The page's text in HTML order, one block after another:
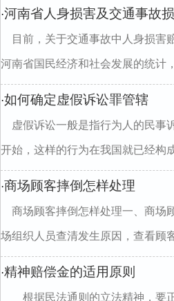
·河南省人身损害及交通事故
目前，关于交通事故中人身损害
河南省国民经济和社会发展的统计
·如何确定虚假诉讼罪管辖
虚假诉讼一般是指行为人的民事
开始，这样的行为在我国就已经构
·商场顾客摔倒怎样处理
商场顾客摔倒怎样处理一、商场
场组织人员查清发生原因，查看顾
·精神赔偿金的适用原则
根据民法通则的立法精神，要